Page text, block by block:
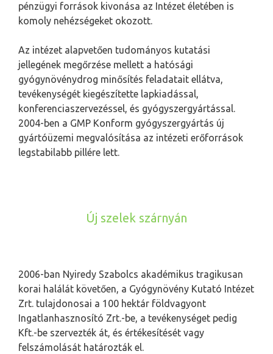
pénzügyi források kivonása az Intézet életében is
komoly nehézségeket okozott.
Az intézet alapvetően tudományos kutatási
jellegének megőrzése mellett a hatósági
gyógynövénydrog minősítés feladatait ellátva,
tevékenységét kiegészítette lapkiadással,
konferenciaszervezéssel, és gyógyszergyártással.
2004-ben a GMP Konform gyógyszergyártás új
gyártóüzemi megvalósítása az intézeti erőforrások
legstabilabb pillére lett.
Új szelek szárnyán
2006-ban Nyiredy Szabolcs akadémikus tragikusan
korai halálát követően, a Gyógynövény Kutató Intézet
Zrt. tulajdonosai a 100 hektár földvagyont
Ingatlanhasznosító Zrt.-be, a tevékenységet pedig
Kft.-be szervezték át, és értékesítését vagy
felszámolását határozták el.